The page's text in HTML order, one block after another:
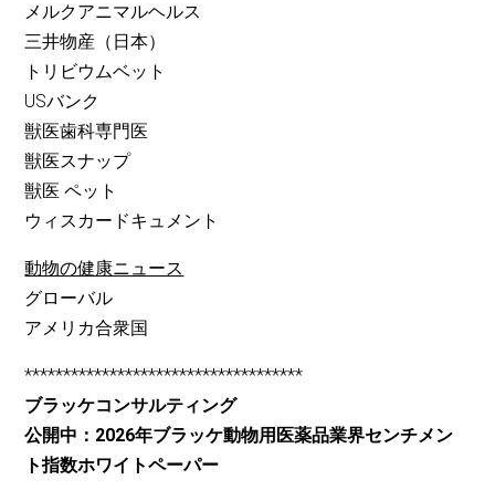
メルクアニマルヘルス
三井物産（日本）
トリビウムベット
USバンク
獣医歯科専門医
獣医スナップ
獣医 ペット
ウィスカードキュメント
動物の健康ニュース
グローバル
アメリカ合衆国
************************************
ブラッケコンサルティング
公開中：2026年ブラッケ動物用医薬品業界センチメン
ト指数ホワイトペーパー